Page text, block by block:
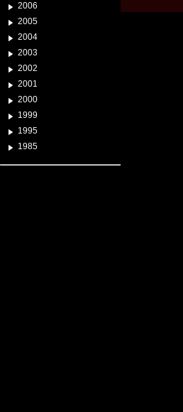
2006
2005
2004
2003
2002
2001
2000
1999
1995
1985